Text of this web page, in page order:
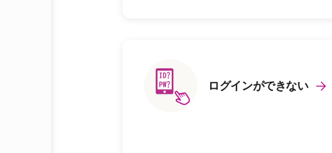
ログインができない